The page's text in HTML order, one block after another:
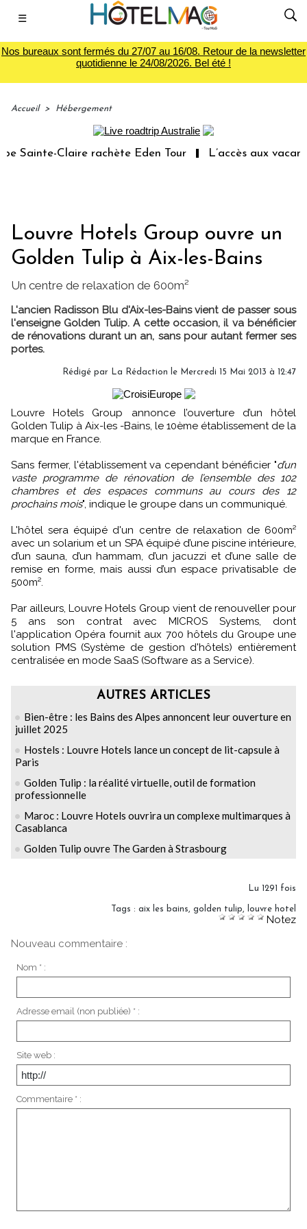
☰
Nos bureaux sont fermés du 27/07 au 16/08. Retour de la newsletter
quotidienne le 24/08/2026. Bel été !
Accueil > Hébergement
Claire rachète Eden Tour L’accès aux
Louvre Hotels Group ouvre un
Golden Tulip à Aix-les-Bains
Un centre de relaxation de 600m²
L'ancien Radisson Blu d'Aix-les-Bains vient de passer sous
l'enseigne Golden Tulip. A cette occasion, il va bénéficier
de rénovations durant un an, sans pour autant fermer ses
portes.
Rédigé par La Rédaction le Mercredi 15 Mai 2013 à 12:47
Louvre Hotels Group annonce l’ouverture d’un hôtel
Golden Tulip à Aix-les -Bains, le 10ème établissement de la
marque en France.
Sans fermer, l'établissement va cependant bénéficier "d’un
vaste programme de rénovation de l’ensemble des 102
chambres et des espaces communs au cours des 12
prochains mois", indique le groupe dans un communiqué.
L'hôtel sera équipé d'un centre de relaxation de 600m²
avec un solarium et un SPA équipé d’une piscine intérieure,
d’un sauna, d’un hammam, d’un jacuzzi et d’une salle de
remise en forme, mais aussi d’un espace privatisable de
500m².
Par ailleurs, Louvre Hotels Group vient de renouveller pour
5 ans son contrat avec MICROS Systems, dont
l'application Opéra fournit aux 700 hôtels du Groupe une
solution PMS (Système de gestion d'hôtels) entièrement
centralisée en mode SaaS (Software as a Service).
AUTRES ARTICLES
Bien-être : les Bains des Alpes annoncent leur ouverture en
juillet 2025
Hostels : Louvre Hotels lance un concept de lit-capsule à
Paris
Golden Tulip : la réalité virtuelle, outil de formation
professionnelle
Maroc : Louvre Hotels ouvrira un complexe multimarques à
Casablanca
Golden Tulip ouvre The Garden à Strasbourg
Lu 1291 fois
Tags : aix les bains golden tulip louvre hotel
Notez
Nouveau commentaire :
Nom * :
Adresse email (non publiée) * :
Site web :
Commentaire * :